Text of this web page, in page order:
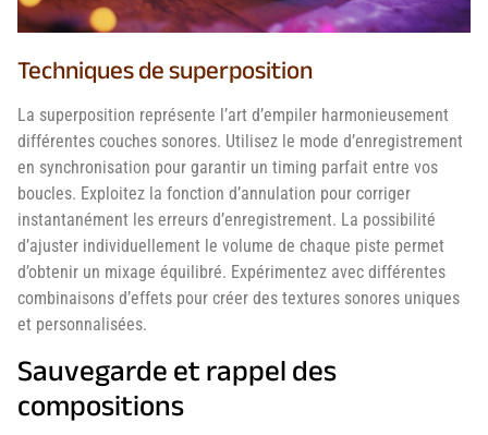
Techniques de superposition
La superposition représente l’art d’empiler harmonieusement
différentes couches sonores. Utilisez le mode d’enregistrement
en synchronisation pour garantir un timing parfait entre vos
boucles. Exploitez la fonction d’annulation pour corriger
instantanément les erreurs d’enregistrement. La possibilité
d’ajuster individuellement le volume de chaque piste permet
d’obtenir un mixage équilibré. Expérimentez avec différentes
combinaisons d’effets pour créer des textures sonores uniques
et personnalisées.
Sauvegarde et rappel des
compositions